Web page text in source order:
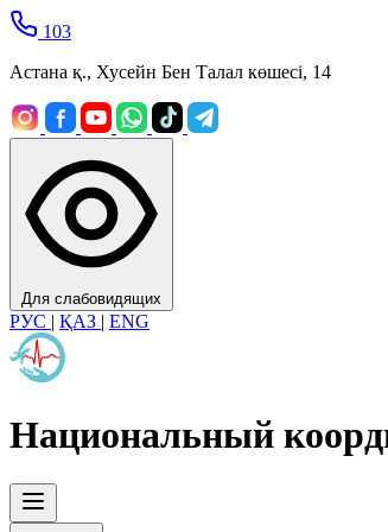
103
Астана қ., Хусейн Бен Талал көшесі, 14
Для слабовидящих
РУС | ҚАЗ | ENG
Национальный